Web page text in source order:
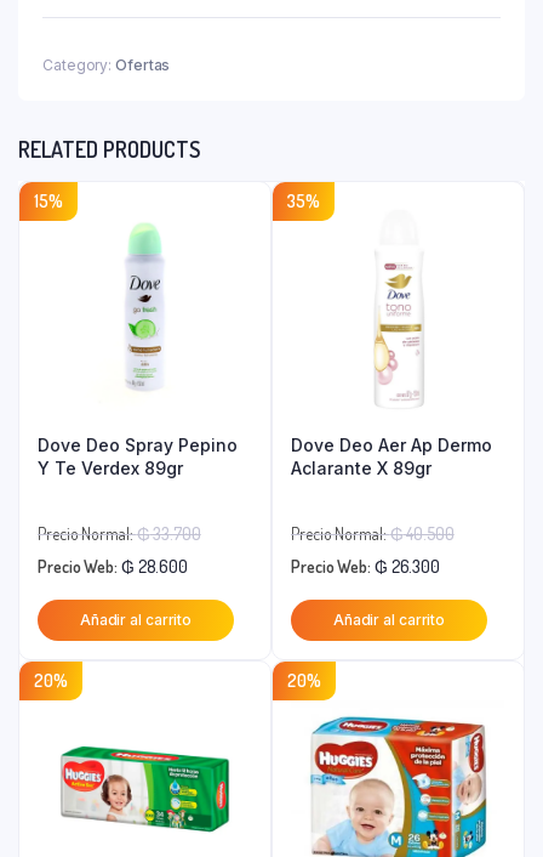
Caps
quantity
Category: Ofertas
RELATED PRODUCTS
15%
Dove Deo Spray Pepino
Y Te Verdex 89gr
Precio Normal:₲33.700El
original
era:
₲ 33.700.
Precio Web: ₲ 28.600
precio
actual
₲ 28.600.
Añadir al carrito
35%
Dove Deo Aer Ap Dermo
Aclarante X 89gr
Precio Normal:₲40.500El
original
era:
Precio Web: ₲ 26.300
precio
actual
Añadir al carrito
20% 20%